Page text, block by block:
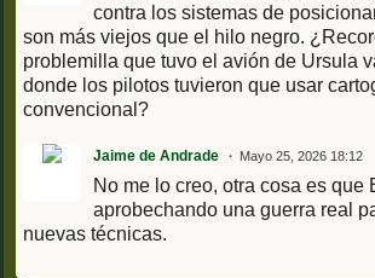
contra los sistemas de
son más viejos que el hilo negro.
problemilla que tuvo el avión de Ursula
donde los pilotos tuvieron que usar
convencional?
Jaime de Andrade Mayo 25, 2026 18:12
No me lo creo, otra cosa es que
aprobechando una guerra real
nuevas técnicas.